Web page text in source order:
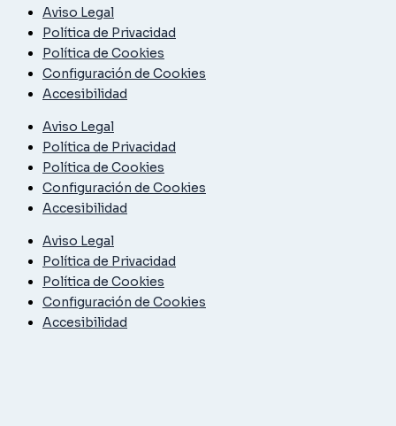
Aviso Legal
Política de Privacidad
Política de Cookies
Configuración de Cookies
Accesibilidad
Aviso Legal
Política de Privacidad
Política de Cookies
Configuración de Cookies
Accesibilidad
Aviso Legal
Política de Privacidad
Política de Cookies
Configuración de Cookies
Accesibilidad